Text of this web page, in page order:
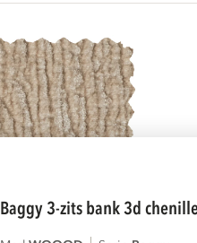
baggy 3-zits bank 3d